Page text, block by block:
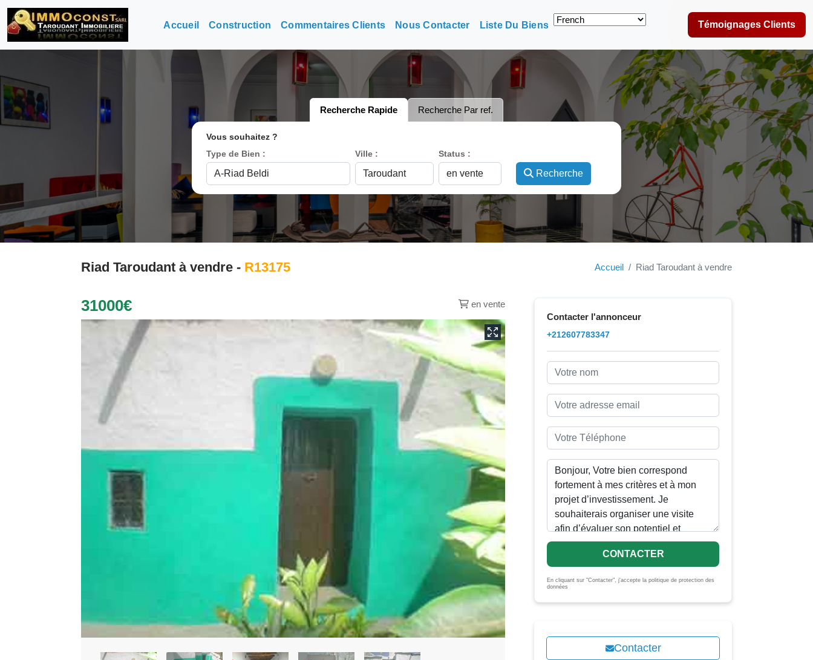
Accueil Construction Commentaires Clients Nous Contacter Liste Du Biens Témoignages Clients
Recherche Rapide Recherche Par ref.
Vous souhaitez ?
Type de Bien :
Ville : Status :
Recherche
Riad Taroudant à vendre - R13175 Accueil Riad Taroudant à vendre
31000€ en vente
Contacter l'annonceur
+212607783347
CONTACTER
En cliquant sur "Contacter", j'accepte la politique de protection des
données
Contacter